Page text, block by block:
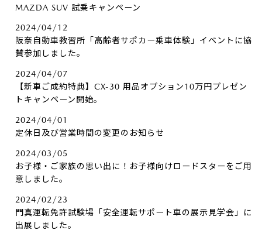
MAZDA SUV 試乗キャンペーン
2024/04/12
阪奈自動車教習所「高齢者サポカー乗車体験」イベントに協
賛参加しました。
2024/04/07
【新車ご成約特典】CX-30 用品オプション10万円プレゼン
トキャンペーン開始。
2024/04/01
定休日及び営業時間の変更のお知らせ
2024/03/05
お子様・ご家族の思い出に！お子様向けロードスターをご用
意しました。
2024/02/23
門真運転免許試験場「安全運転サポート車の展示見学会」に
出展しました。